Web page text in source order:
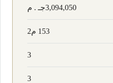
3,094,050جـ . م
153 م2
3
3